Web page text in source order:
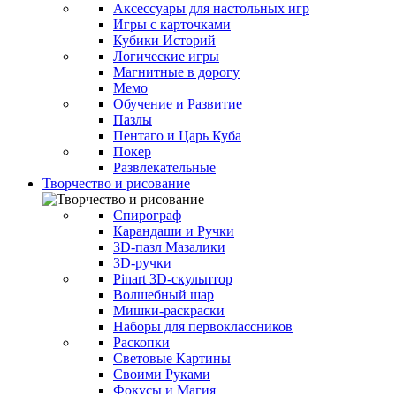
Аксессуары для настольных игр
Игры с карточками
Кубики Историй
Логические игры
Магнитные в дорогу
Мемо
Обучение и Развитие
Пазлы
Пентаго и Царь Куба
Покер
Развлекательные
Творчество и рисование
Спирограф
Карандаши и Ручки
3D-пазл Мазалики
3D-ручки
Pinart 3D-скульптор
Волшебный шар
Мишки-раскраски
Наборы для первоклассников
Раскопки
Световые Картины
Своими Руками
Фокусы и Магия